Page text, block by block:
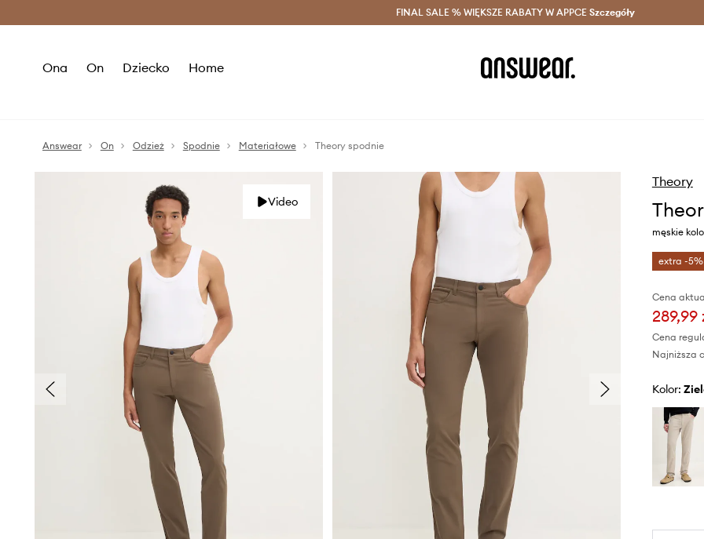
Oszczędzaj z Answear Club > Dostawa nawet w 24h >
FINAL SALE % WIĘKSZE RABATY W APPCE Szczegóły
Ona On Dziecko Home
Answear On Odzież Spodnie Materiałowe Theory spodnie
Video
Theory
męskie
extra -5%
Cena
289,99
Cena
Najniższa
Kolor: